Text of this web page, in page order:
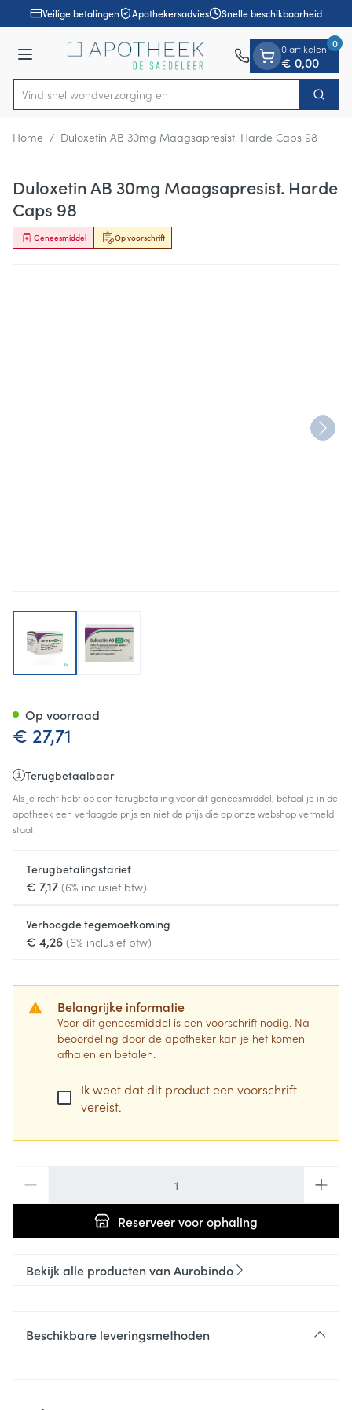
Ga naar de inhoud
1 van 1Veilige betalingen Apothekersadvies Snelle beschikbaarheid
Menu
Product, merk, categorie...
Vind snel wondverz Zoek
0 artikelen
€ 0,00
0
Home / Duloxetin AB 30mg Maagsapresist. Harde Caps 98
Duloxetin AB 30mg Maagsapresist. Harde
Caps 98
Op voorschrift
Geneesmiddel
View larger image
€ 27,71
Terugbetaalbaar
Als je recht hebt op een terugbetaling voor dit geneesmiddel, betaal je in de
apotheek een verlaagde prijs en niet de prijs die op onze webshop vermeld
staat.
Terugbetalingstarief
€ 7,17 (6% inclusief btw)
Verhoogde tegemoetkoming
€ 4,26 (6% inclusief btw)
Belangrijke informatie
Voor dit geneesmiddel is een voorschrift nodig. Na
beoordeling door de apotheker kan je het komen
afhalen en betalen.
Ik weet dat dit product een voorschrift
vereist.
Reserveervoor ophaling
Op voorraad
Bekijk alle producten van Aurobindo
Beschikbare leveringsmethoden